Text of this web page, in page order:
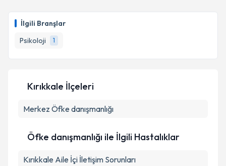
İlgili Branşlar
Psikoloji
1
Kırıkkale İlçeleri
Merkez Öfke danışmanlığı
Öfke danışmanlığı ile İlgili Hastalıklar
Kırıkkale Aile İçi İletişim Sorunları